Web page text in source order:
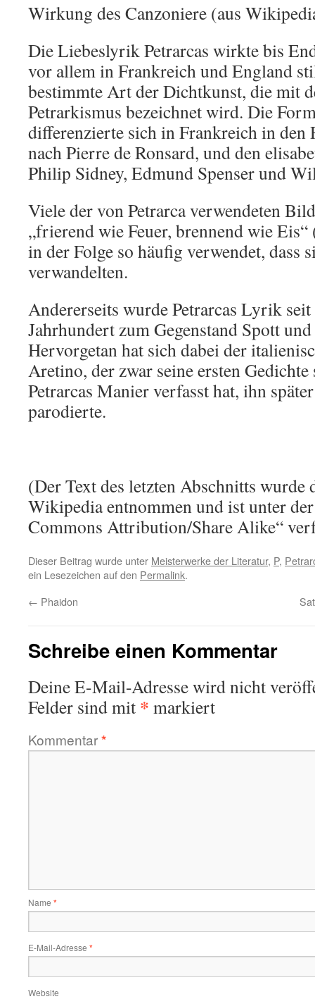
Wirkung des Canzoniere (aus
Die Liebeslyrik Petrarcas wirkte bis
vor allem in Frankreich und England
bestimmte Art der Dichtkunst, die mit
Petrarkismus bezeichnet wird. Die
differenzierte sich in Frankreich in den
nach Pierre de Ronsard, und den
Philip Sidney, Edmund Spenser und
Viele der von Petrarca verwendeten
„frierend wie Feuer, brennend wie
in der Folge so häufig verwendet, dass
verwandelten.
Andererseits wurde Petrarcas Lyrik
Jahrhundert zum Gegenstand Spott
Hervorgetan hat sich dabei der
Aretino, der zwar seine ersten
Petrarcas Manier verfasst hat, ihn
parodierte.
(Der Text des letzten Abschnitts wurde
Wikipedia entnommen und ist unter
Commons Attribution/Share Alike“
Dieser Beitrag wurde unter Meisterwerke der Literatur, P,
ein Lesezeichen auf den Permalink.
← Phaidon
Schreibe einen Kommentar
Deine E-Mail-Adresse wird nicht
Felder sind mit * markiert
Kommentar*
Name *
E-Mail-Adresse *
Website